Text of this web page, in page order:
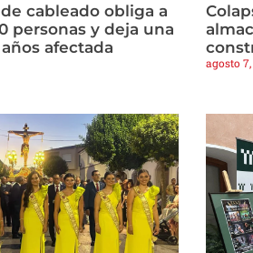
cableado obliga a
personas y deja una
afectada
agosto